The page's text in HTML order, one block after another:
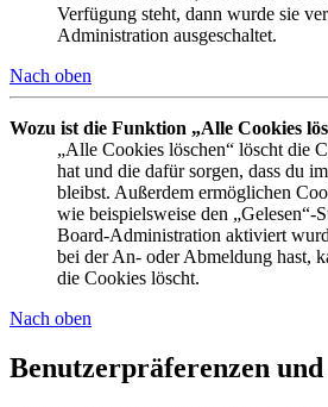
Verfügung steht, dann wurde sie
Administration ausgeschaltet.
Nach oben
Wozu ist die Funktion „Alle Cookies
„Alle Cookies löschen“ löscht die
hat und die dafür sorgen, dass du
bleibst. Außerdem ermöglichen
wie beispielsweise den „Gelesen“-
Board-Administration aktiviert
bei der An- oder Abmeldung hast,
die Cookies löscht.
Nach oben
Benutzerpräferenzen